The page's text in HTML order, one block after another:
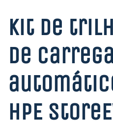
Kit de
de
HPE